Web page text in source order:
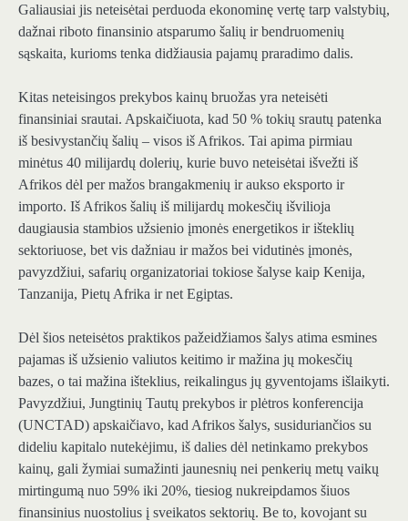
Galiausiai jis neteisėtai perduoda ekonominę vertę tarp valstybių,
dažnai riboto finansinio atsparumo šalių ir bendruomenių
sąskaita, kurioms tenka didžiausia pajamų praradimo dalis.
Kitas neteisingos prekybos kainų bruožas yra neteisėti
finansiniai srautai. Apskaičiuota, kad 50 % tokių srautų patenka
iš besivystančių šalių – visos iš Afrikos. Tai apima pirmiau
minėtus 40 milijardų dolerių, kurie buvo neteisėtai išvežti iš
Afrikos dėl per mažos brangakmenių ir aukso eksporto ir
importo. Iš Afrikos šalių iš milijardų mokesčių išvilioja
daugiausia stambios užsienio įmonės energetikos ir išteklių
sektoriuose, bet vis dažniau ir mažos bei vidutinės įmonės,
pavyzdžiui, safarių organizatoriai tokiose šalyse kaip Kenija,
Tanzanija, Pietų Afrika ir net Egiptas.
Dėl šios neteisėtos praktikos pažeidžiamos šalys atima esmines
pajamas iš užsienio valiutos keitimo ir mažina jų mokesčių
bazes, o tai mažina išteklius, reikalingus jų gyventojams išlaikyti.
Pavyzdžiui, Jungtinių Tautų prekybos ir plėtros konferencija
(UNCTAD) apskaičiavo, kad Afrikos šalys, susiduriančios su
dideliu kapitalo nutekėjimu, iš dalies dėl netinkamo prekybos
kainų, gali žymiai sumažinti jaunesnių nei penkerių metų vaikų
mirtingumą nuo 59% iki 20%, tiesiog nukreipdamos šiuos
finansinius nuostolius į sveikatos sektorių. Be to, kovojant su